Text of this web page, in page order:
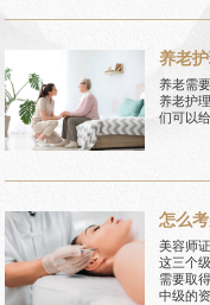
养老
养老需
养老护
们可以
怎么
些
美容师
这三个
需要取
中级的